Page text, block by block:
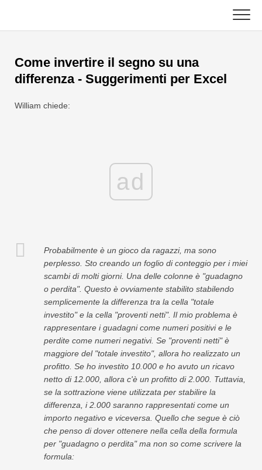
content
Funzioni Excel
Grafico
Notizia
Tabella pivot
TechTV
C ++
Pitone
Come invertire il segno su una
differenza - Suggerimenti per Excel
William chiede:
ad
Probabilmente è un gioco da ragazzi, ma sono
perplesso. Sto creando un foglio di conteggio per i miei
scambi di molti giorni. Una delle colonne è "guadagno
o perdita". Questo è ovviamente stabilito stabilendo
semplicemente la differenza tra la cella "totale
investito" e la cella "proventi netti". Il mio problema è
rappresentare i guadagni come numeri positivi e le
perdite come numeri negativi. Se "proventi netti" è
maggiore del "totale investito", allora ho realizzato un
profitto. Se ho investito 10.000 e ho avuto un ricavo
netto di 12.000, allora c'è un profitto di 2.000. Tuttavia,
se la sottrazione viene utilizzata per stabilire la
differenza, i 2.000 saranno rappresentati come un
importo negativo e viceversa. Quello che segue è ciò
che penso di dover ottenere nella cella della formula
per "guadagno o perdita" ma non so come scrivere la
formula: